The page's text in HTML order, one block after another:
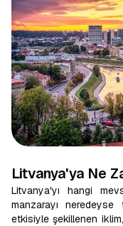
Litvanya'ya Ne
Litvanya'yı hangi
manzarayı neredeyse
etkisiyle şekillenen